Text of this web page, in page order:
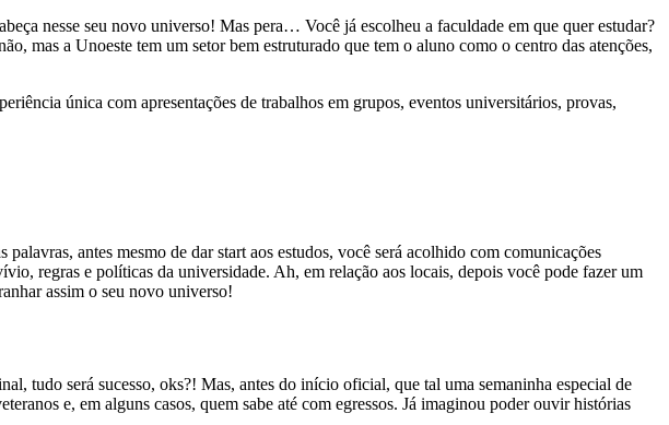
nesse seu novo universo! Mas pera… Você já escolheu a faculdade em que quer estudar?
mas a Unoeste tem um setor bem estruturado que tem o aluno como o centro das atenções,
única com apresentações de trabalhos em grupos, eventos universitários, provas,
antes mesmo de dar start aos estudos, você será acolhido com comunicações
regras e políticas da universidade. Ah, em relação aos locais, depois você pode fazer um
assim o seu novo universo!
tudo será sucesso, oks?! Mas, antes do início oficial, que tal uma semaninha especial de
e, em alguns casos, quem sabe até com egressos. Já imaginou poder ouvir histórias